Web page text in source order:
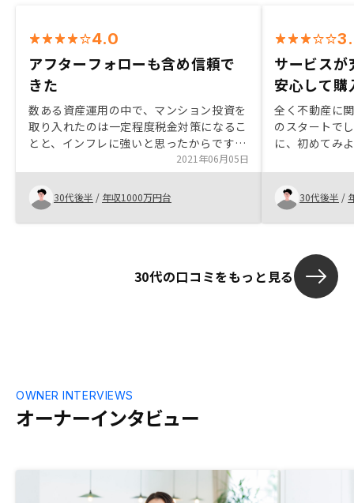
4.0
アフターフォローも含め信頼で
きた
数ある資産運用の中で、マンション投資を
取り入れたのは一定程度税金対策になるこ
とと、インフレに強いと思ったからです。
RENOSYはアプリで一元管理できることが
最もオススメポイントです。不動産業界は
見えない部分が多く、非常にわかりづらい
ですが、透明性を高めようと企業努力され
ているのが伝わります。 もちろん物件自
した。物件価格は決して安くないことと、
2021年06月05日
30代後半 / 年収1000万円台
サービスが
安心して購
全く不動産に
のスタートで
に、初めてみ
ない点、不安
かく教えてく
契約までも、
通り進んだこ
したいと思い
屋の写真があ
と感じました
30代後半 /
30代の口コミをもっと見る
オーナーインタビュー
OWNER INTERVIEWS